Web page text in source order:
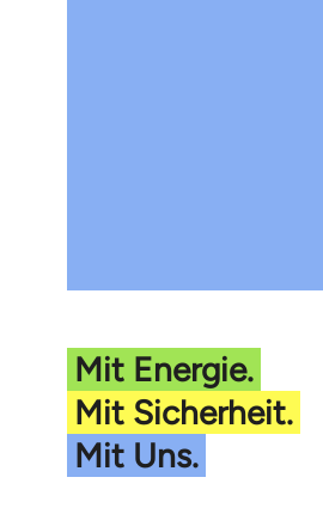
Mit Energie.
Mit Sicherheit.
Mit Uns.